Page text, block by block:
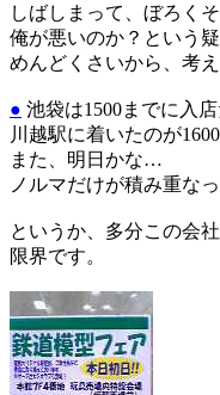
しばしまって、ぼろく
俺が悪いのか？という
めんどくさいから、考
● 池袋は1500までに入
川越駅に着いたのが
また、明日かな…
ノルマだけが積み重なっ
というか、多分この会
限界です。